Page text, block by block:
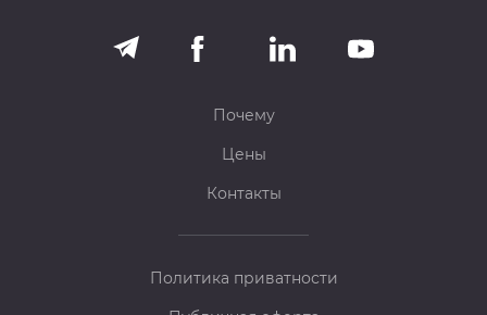
Почему
Цены
Контакты
Политика приватности